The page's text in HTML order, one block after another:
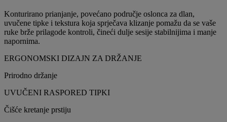
Konturirano prianjanje, povećano područje oslonca za dlan,
uvučene tipke i tekstura koja sprječava klizanje pomažu da se vaše
ruke brže prilagode kontroli, čineći dulje sesije stabilnijima i manje
napornima.
ERGONOMSKI DIZAJN ZA DRŽANJE
Prirodno držanje
UVUČENI RASPORED TIPKI
Čišće kretanje prstiju